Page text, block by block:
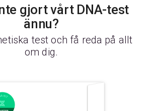
gjort vårt DNA-test
ännu?
test och få reda på allt
om dig.